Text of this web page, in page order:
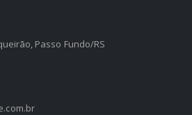
Passo Fundo/RS